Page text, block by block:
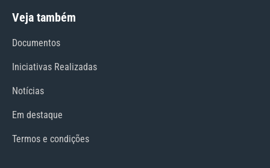
Veja também
Documentos
Iniciativas Realizadas
Notícias
Em destaque
Termos e condições